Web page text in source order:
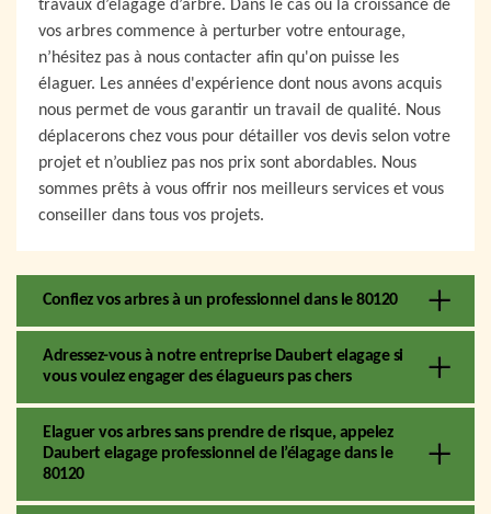
travaux d’élagage d’arbre. Dans le cas où la croissance de
vos arbres commence à perturber votre entourage,
n’hésitez pas à nous contacter afin qu'on puisse les
élaguer. Les années d'expérience dont nous avons acquis
nous permet de vous garantir un travail de qualité. Nous
déplacerons chez vous pour détailler vos devis selon votre
projet et n’oubliez pas nos prix sont abordables. Nous
sommes prêts à vous offrir nos meilleurs services et vous
conseiller dans tous vos projets.
Confiez vos arbres à un professionnel dans le 80120
Adressez-vous à notre entreprise Daubert elagage si
vous voulez engager des élagueurs pas chers
Elaguer vos arbres sans prendre de risque, appelez
Daubert elagage professionnel de l’élagage dans le
80120